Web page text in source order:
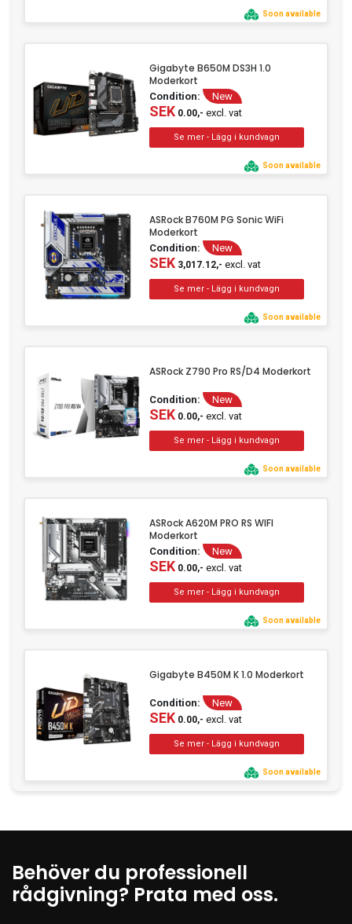
Soon available
Gigabyte B650M DS3H 1.0
Moderkort
Condition: New
SEK0.00,- excl. vat
Soon available
ASRock B760M PG Sonic WiFi
Moderkort
Condition: New
SEK3,017.12,- excl. vat
Soon available
ASRock Z790 Pro RS/D4 Moderkort
Condition: New
SEK0.00,- excl. vat
Soon available
ASRock A620M PRO RS WIFI
Moderkort
Condition: New
SEK0.00,- excl. vat
Soon available
Gigabyte B450M K 1.0 Moderkort
Condition: New
SEK0.00,- excl. vat
Soon available
Behöver du professionell
rådgivning? Prata med oss.